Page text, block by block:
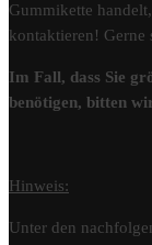
Gummikette
kontaktieren! Gerne
Im Fall, dass Sie
benötigen, bitten
Hinweis:
Unter den